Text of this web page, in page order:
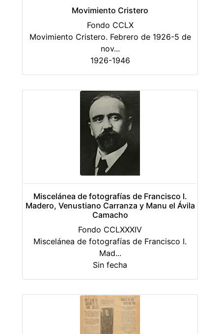
Movimiento Cristero
Fondo CCLX
Movimiento Cristero. Febrero de 1926-5 de
nov...
1926-1946
Miscelánea de fotografías de Francisco I.
Madero, Venustiano Carranza y Manu el Ávila
Camacho
Fondo CCLXXXIV
Miscelánea de fotografías de Francisco I.
Mad...
Sin fecha